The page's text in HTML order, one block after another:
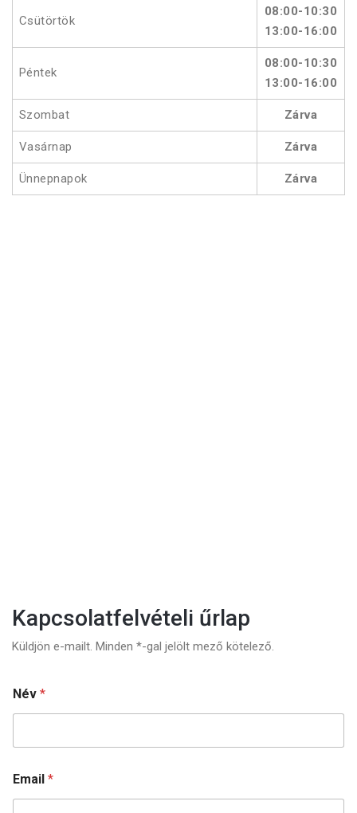
Csütörtök
08:00-10:30
13:00-16:00
Péntek
08:00-10:30
13:00-16:00
Szombat Zárva
Vasárnap Zárva
Ünnepnapok Zárva
Kapcsolatfelvételi űrlap
Küldjön e-mailt. Minden *-gal jelölt mező kötelező.
u
b
e
t
M
e
Név *
Email *